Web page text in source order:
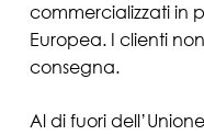
commercializzati in
Europea. I clienti
consegna.
Al di fuori